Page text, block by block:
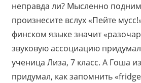
неправда ли? Мысленно
произнесите вслух «Пейте
финском языке значит
звуковую ассоциацию
ученица Лиза, 7 класс. А Гоша
придумал, как запомнить